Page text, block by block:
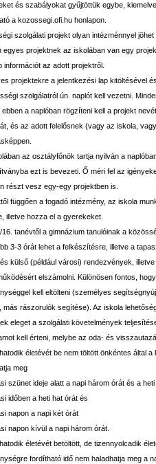
és szabályokat gyűjtöttük egybe,
a kozossegi.ofi.hu honlapon.
szolgálati projekt olyan intézménnyel
egyes projektnek az iskolában van egy
információt az adott projektről.
projektekre a jelentkezési lap kitöltésével
szolgálatról ún. naplót kell vezetni.
a naplóban rögzíteni kell a projekt
és az adott felelősnek (vagy az iskola,
az osztályfőnök tartja nyilván a
ezt is bevezeti. Ő méri fel az
részt vesz egy-egy projektben is.
függően a fogadó intézmény, az iskola
illetve hozza el a gyerekeket.
16. tanévtől a gimnázium tanulóinak a
3-3 órát lehet a felkészítésre, illetve a
külső (például városi) rendezvények,
elszámolni. Különösen fontos,
kell eltölteni (személyes
más rászorulók segítése). Az iskola
eleget a szolgálati követelmények
kell érteni, melybe az oda- és
életévét be nem töltött önkéntes által
meg
szünet ideje alatt a napi három órát és a
időben a heti hat órát és
napon a napi két órát
napon kívül a napi három órát.
életévét betöltött, de tizennyolcadik
fordítható idő nem haladhatja meg a